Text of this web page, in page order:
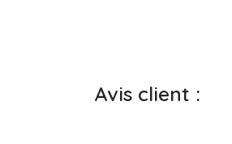
Avis client :